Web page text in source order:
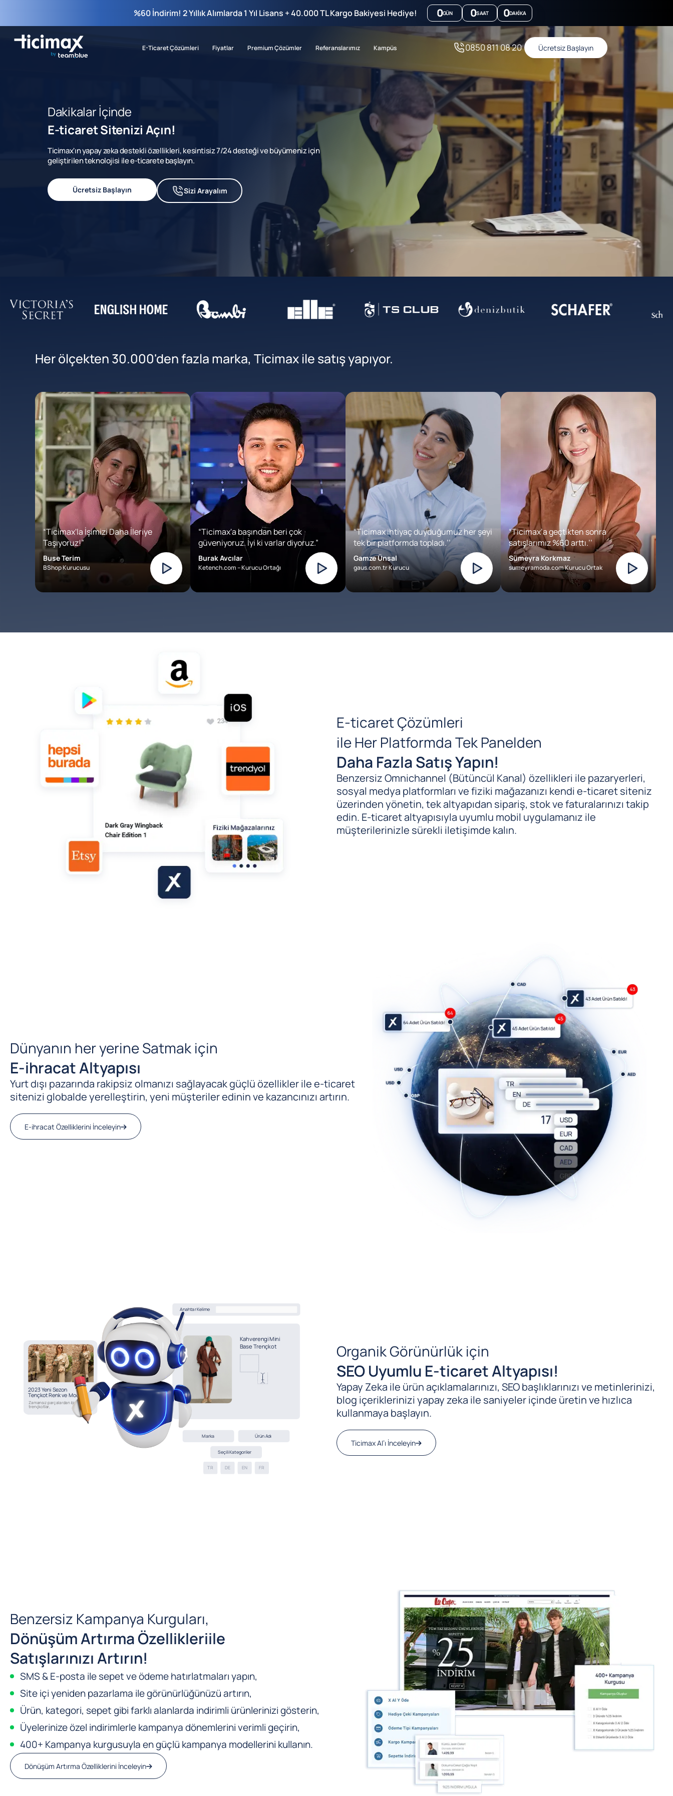
%60 İndirim! 2 Yıllık Alımlarda 1 Yıl Lisans + 40.000 TL Kargo Bakiyesi Hediye! 0GÜN 0SAAT 0DAKIKA
E-Ticaret Çözümleri Fiyatlar Premium Çözümler Referanslarımız Kampüs 0850 811 08 20 Ücretsiz Başlayın
Dakikalar İçinde
E-ticaret Sitenizi Açın!
Ticimax'ın yapay zeka destekli özellikleri, kesintisiz 7/24 desteği ve büyümeniz için
geliştirilen teknolojisi ile e-ticarete başlayın.
Ücretsiz Başlayın Sizi Arayalım
Her ölçekten 30.000'den fazla marka, Ticimax ile satış yapıyor.
“Ticimax'la İşimizi Daha İleriye
Taşıyoruz!”
Buse Terim
BShop Kurucusu
“Ticimax'a başından beri çok
güveniyoruz. İyi ki varlar diyoruz.”
Burak Avcılar
Ketench.com – Kurucu Ortağı
“Ticimax ihtiyaç duyduğumuz her şeyi
tek bir platformda topladı.’’
Gamze Ünsal
gaus.com.tr Kurucu
“Ticimax’a geçtikten sonra
satışlarımız %60 arttı.’’
Sümeyra Korkmaz
sumeyramoda.com Kurucu Ortak
E-ticaret Çözümleri
ile Her Platformda Tek Panelden
Daha Fazla Satış Yapın!
Benzersiz Omnichannel (Bütüncül Kanal) özellikleri ile pazaryerleri,
sosyal medya platformları ve fiziki mağazanızı kendi e-ticaret siteniz
üzerinden yönetin, tek altyapıdan sipariş, stok ve faturalarınızı takip
edin. E-ticaret altyapısıyla uyumlu mobil uygulamanız ile
müşterilerinizle sürekli iletişimde kalın.
Dünyanın her yerine Satmak için
E-ihracat Altyapısı
Yurt dışı pazarında rakipsiz olmanızı sağlayacak güçlü özellikler ile e-ticaret
sitenizi globalde yerelleştirin, yeni müşteriler edinin ve kazancınızı artırın.
E-ihracat Özelliklerini İnceleyin
Organik Görünürlük için
SEO Uyumlu E-ticaret Altyapısı!
Yapay Zeka ile ürün açıklamalarınızı, SEO başlıklarınızı ve metinlerinizi,
blog içeriklerinizi yapay zeka ile saniyeler içinde üretin ve hızlıca
kullanmaya başlayın.
Ticimax AI’ı İnceleyin
Benzersiz Kampanya Kurguları,
Dönüşüm Artırma Özellikleriile
Satışlarınızı Artırın!
SMS & E-posta ile sepet ve ödeme hatırlatmaları yapın,
Site içi yeniden pazarlama ile görünürlüğünüzü artırın,
Ürün, kategori, sepet gibi farklı alanlarda indirimli ürünlerinizi gösterin,
Üyelerinize özel indirimlerle kampanya dönemlerini verimli geçirin,
400+ Kampanya kurgusuyla en güçlü kampanya modellerini kullanın.
Dönüşüm Artırma Özelliklerini İnceleyin